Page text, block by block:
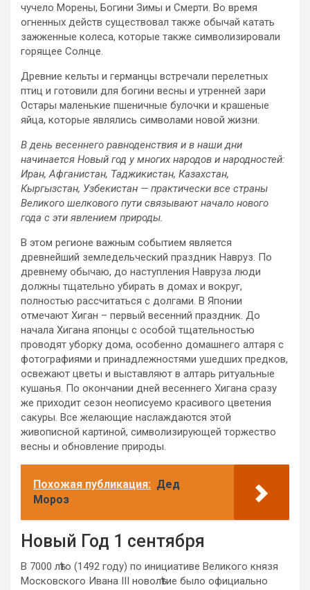
чучело Морены, Богини Зимы и Смерти. Во время
огненных действ существовал также обычай катать
зажженные колеса, которые также символизировали
горящее Солнце.
Древние кельты и германцы встречали перелетных
птиц и готовили для богини весны и утренней зари
Остары маленькие пшеничные булочки и крашеные
яйца, которые являлись символами новой жизни.
В день весеннего равноденствия и в наши дни
начинается Новый год у многих народов и народностей:
Иран, Афганистан, Таджикистан, Казахстан,
Кыргызстан, Узбекистан — практически все страны
Великого шелкового пути связывают начало нового
года с эти явлением природы.
В этом регионе важным событием является
древнейший земледельческий праздник Навруз. По
древнему обычаю, до наступления Навруза люди
должны тщательно убирать в домах и вокруг,
полностью рассчитаться с долгами. В Японии
отмечают Хиган – первый весенний праздник. До
начала Хигана японцы с особой тщательностью
проводят уборку дома, особенно домашнего алтаря с
фотографиями и принадлежностями ушедших предков,
освежают цветы и выставляют в алтарь ритуальные
кушанья. По окончании дней весеннего Хигана сразу
же приходит сезон неописуемо красивого цветения
сакуры. Все желающие наслаждаются этой
живописной картиной, символизирующей торжество
весны и обновление природы.
Похожая публикация: Дед
Мороз
Новый Год 1 сентября
В 7000 лѣто (1492 году) по инициативе Великого князя
Московского Ивана III новолѣтие было официально